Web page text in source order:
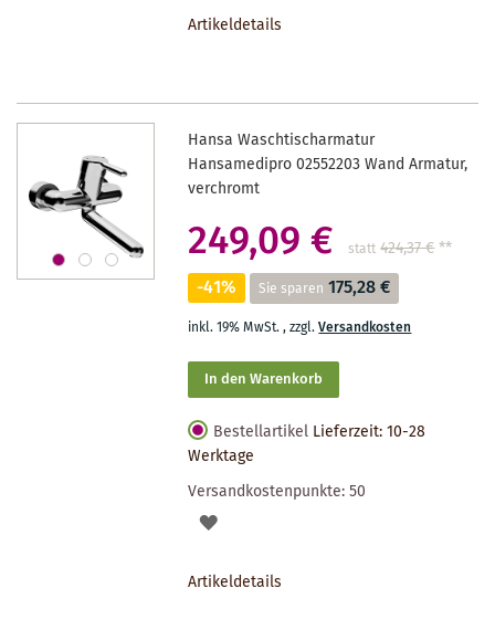
Artikeldetails
Hansa Waschtischarmatur
Hansamedipro 02552203 Wand Armatur,
verchromt
249,09 € statt 424,37 €**
-41% Sie sparen 175,28 €
inkl. 19% MwSt.,zzgl.Versandkosten
In den Warenkorb
Bestellartikel Lieferzeit: 10-28
Werktage
Versandkostenpunkte:50
AUF
Artikeldetails